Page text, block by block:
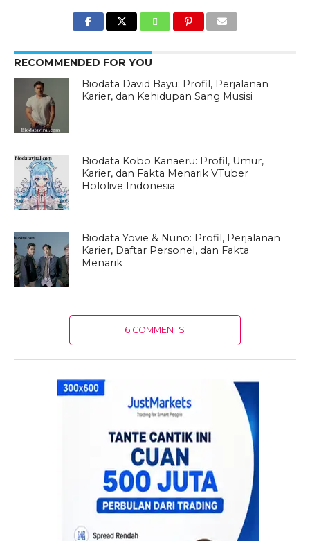
RECOMMENDED FOR YOU
Biodata David Bayu: Profil, Perjalanan
Karier, dan Kehidupan Sang Musisi
Biodata Kobo Kanaeru: Profil, Umur,
Karier, dan Fakta Menarik VTuber
Hololive Indonesia
Biodata Yovie & Nuno: Profil, Perjalanan
Karier, Daftar Personel, dan Fakta
Menarik
6 COMMENTS